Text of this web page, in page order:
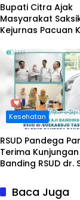
Bupati Citra Ajak
Masyarakat
Kejurnas Pacuan
Legokjawa
Kesehatan
RSUD Pandega
Terima
Banding RSUD dr.
Baca Juga